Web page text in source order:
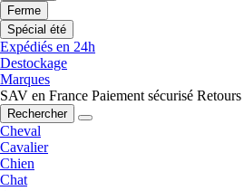
Ferme
Spécial été
Expédiés en 24h
Destockage
Marques
SAV en France Paiement sécurisé
Rechercher
Cheval
Cavalier
Chien
Chat